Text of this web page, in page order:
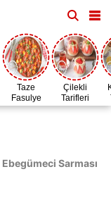
Taze
Fasulye
Zamanı
Çilekli
Tarifleri
Ebegümeci Sarması